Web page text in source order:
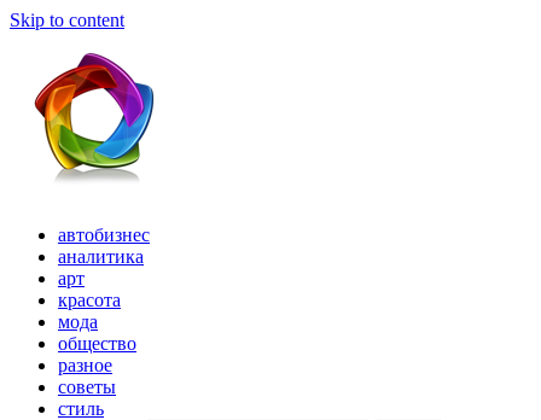
Skip to content
автобизнес
аналитика
арт
красота
мода
общество
разное
советы
стиль